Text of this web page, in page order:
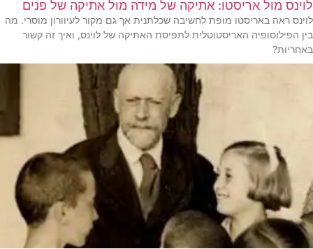
לוינס מול אריסטו: אתיקה של מידה מול אתיקה של פנים
לוינס ראה באריסטו מופת לחשיבה שכלתנית אך גם מקור לעיוורון מוסרי. מה
בין הפילוסופיה האריסטוטלית לתפיסת האתיקה של לוינס, ואיך זה קשור
באחריות?